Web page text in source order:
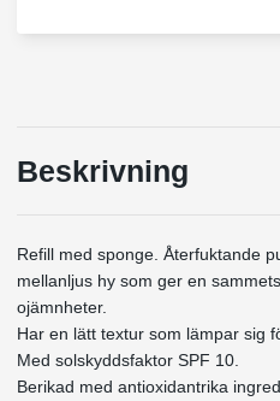
Beskrivning
Refill med sponge. Återfuktande
mellanljus hy som ger en
ojämnheter.
Har en lätt textur som lämpar sig
Med solskyddsfaktor SPF 10.
Berikad med antioxidantrika